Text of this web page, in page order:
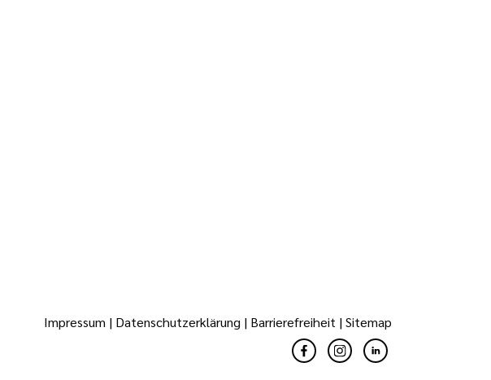
Impressum | Datenschutzerklärung | Barrierefreiheit |Sitemap